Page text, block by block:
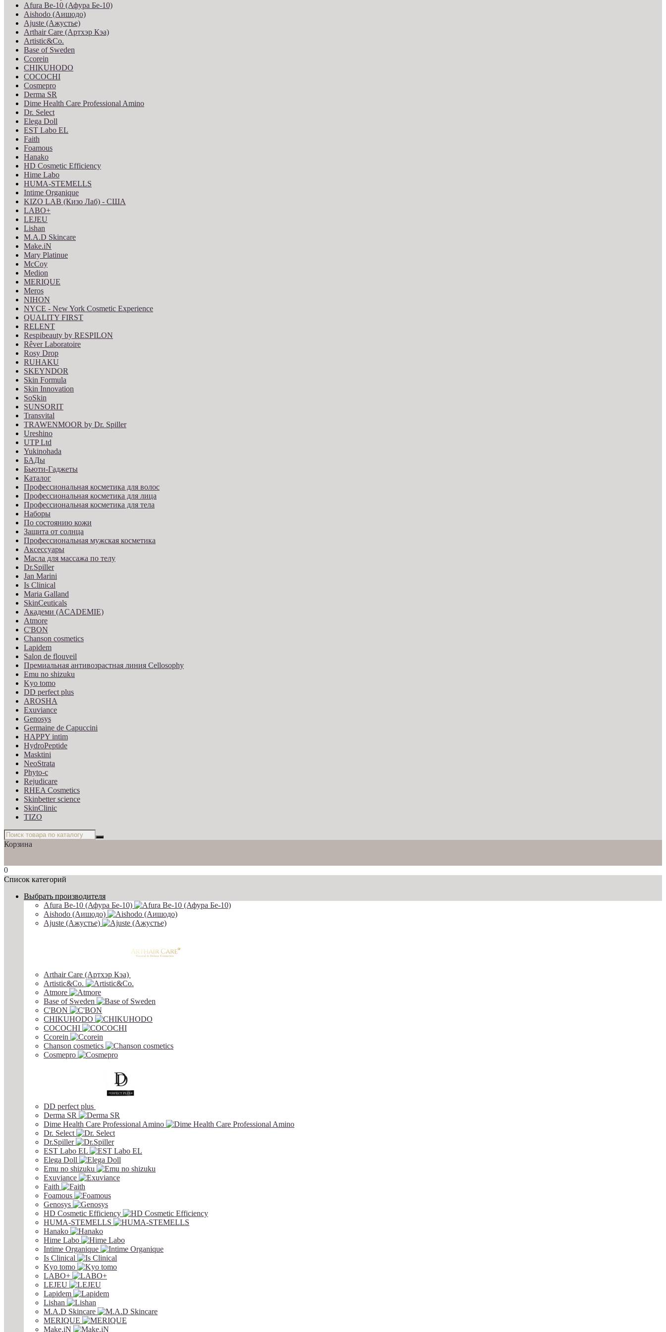
Afura Be-10 (Афура Бе-10)
Aishodo (Аишодо)
Ajuste (Ажустье)
Arthair Care (Артхэр Кэа)
Artistic&Co.
Base of Sweden
Ccorein
CHIKUHODO
COCOCHI
Cosmepro
Derma SR
Dime Health Care Professional Amino
Dr. Select
Elega Doll
EST Labo EL
Faith
Foamous
Hanako
HD Cosmetic Efficiency
Hime Labo
HUMA-STEMELLS
Intime Organique
KIZO LAB (Кизо Лаб) - США
LABO+
LEJEU
Lishan
M.A.D Skincare
Make.iN
Mary Platinue
McCoy
Medion
MERIQUE
Meros
NIHON
NYCE - New York Cosmetic Experience
QUALITY FIRST
RELENT
Respibeauty by RESPILON
Rêver Laboratoire
Rosy Drop
RUHAKU
SKEYNDOR
Skin Formula
Skin Innovation
SoSkin
SUNSORIT
Transvital
TRAWENMOOR by Dr. Spiller
Ureshino
UTP Ltd
Yukinohada
БАДы
Бьюти-Гаджеты
Каталог
Профессиональная косметика для волос
Профессиональная косметика для лица
Профессиональная косметика для тела
Наборы
По состоянию кожи
Защита от солнца
Профессиональная мужская косметика
Аксессуары
Масла для массажа по телу
Dr.Spiller
Jan Marini
Is Clinical
Maria Galland
SkinCeuticals
Академи (ACADEMIE)
Atmore
C'BON
Chanson cosmetics
Lapidem
Salon de flouveil
Премиальная антивозрастная линия Cellosophy
Emu no shizuku
Kyo tomo
DD perfect plus
AROSHA
Exuviance
Genosys
Germaine de Capuccini
HAPPY intim
HydroPeptide
Masktini
NeoStrata
Phyto-c
Rejudicare
RHEA Cosmetics
Skinbetter science
SkinСlinic
TIZO
Корзина
0
Список категорий
Выбрать производителя
Afura Be-10 (Афура Бе-10)
Aishodo (Аишодо)
Ajuste (Ажустье)
Arthair Care (Артхэр Кэа)
Artistic&Co.
Atmore
Base of Sweden
C'BON
CHIKUHODO
COCOCHI
Ccorein
Chanson cosmetics
Cosmepro
DD perfect plus
Derma SR
Dime Health Care Professional Amino
Dr. Select
Dr.Spiller
EST Labo EL
Elega Doll
Emu no shizuku
Exuviance
Faith
Foamous
Genosys
HD Cosmetic Efficiency
HUMA-STEMELLS
Hanako
Hime Labo
Intime Organique
Is Clinical
Kyo tomo
LABO+
LEJEU
Lapidem
Lishan
M.A.D Skincare
MERIQUE
Make.iN